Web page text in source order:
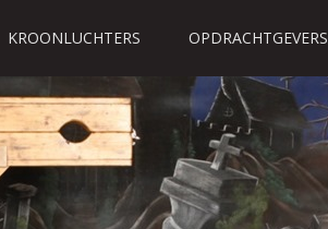
KROONLUCHTERS OPDRACHTGEVERS